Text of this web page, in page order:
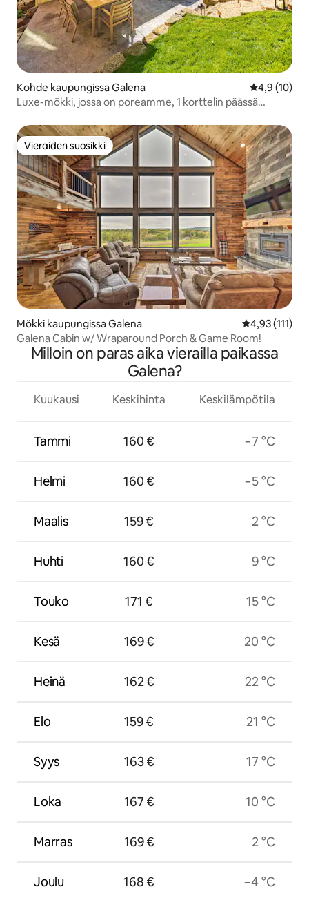
Kohde kaupungissa Galena
4,9 (10)
Luxe-mökki, jossa on poreamme, 1 korttelin päässä
Vieraiden suosikki
Vieraiden suosikki
Mökki kaupungissa Galena
4,93 (111)
Galena Cabin w/ Wraparound Porch & Game Room!
Milloin on paras aika vierailla paikassa
Galena?
Kuukausi
Tammi
Helmi
Maalis
Huhti
Touko
Kesä
Heinä
Elo
Syys
Loka
Marras
Joulu
Keskihinta
160 €
160 €
159 €
160 €
171 €
169 €
162 €
159 €
163 €
167 €
169 €
168 €
Keskilämpötila
−7 °C
−5 °C
2 °C
9 °C
15 °C
20 °C
22 °C
21 °C
17 °C
10 °C
2 °C
−4 °C